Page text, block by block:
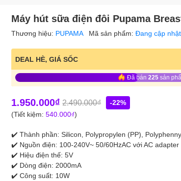
Máy hút sữa điện đôi Pupama
Thương hiệu: PUPAMA Mã sản phẩm: Đang cập nhật
DEAL HÈ, GIÁ SỐC
Đã bán 225sản
1.950.000₫ 2.490.000₫
-22%
(Tiết kiệm: 540.000₫)
✔️ Thành phần: Silicon, Polypropylen (PP),
✔️ Nguồn điện: 100-240V~ 50/60HzAC với AC adapter
✔️ Hiệu điện thế: 5V
✔️ Dòng điện: 2000mA
✔️ Công suất: 10W